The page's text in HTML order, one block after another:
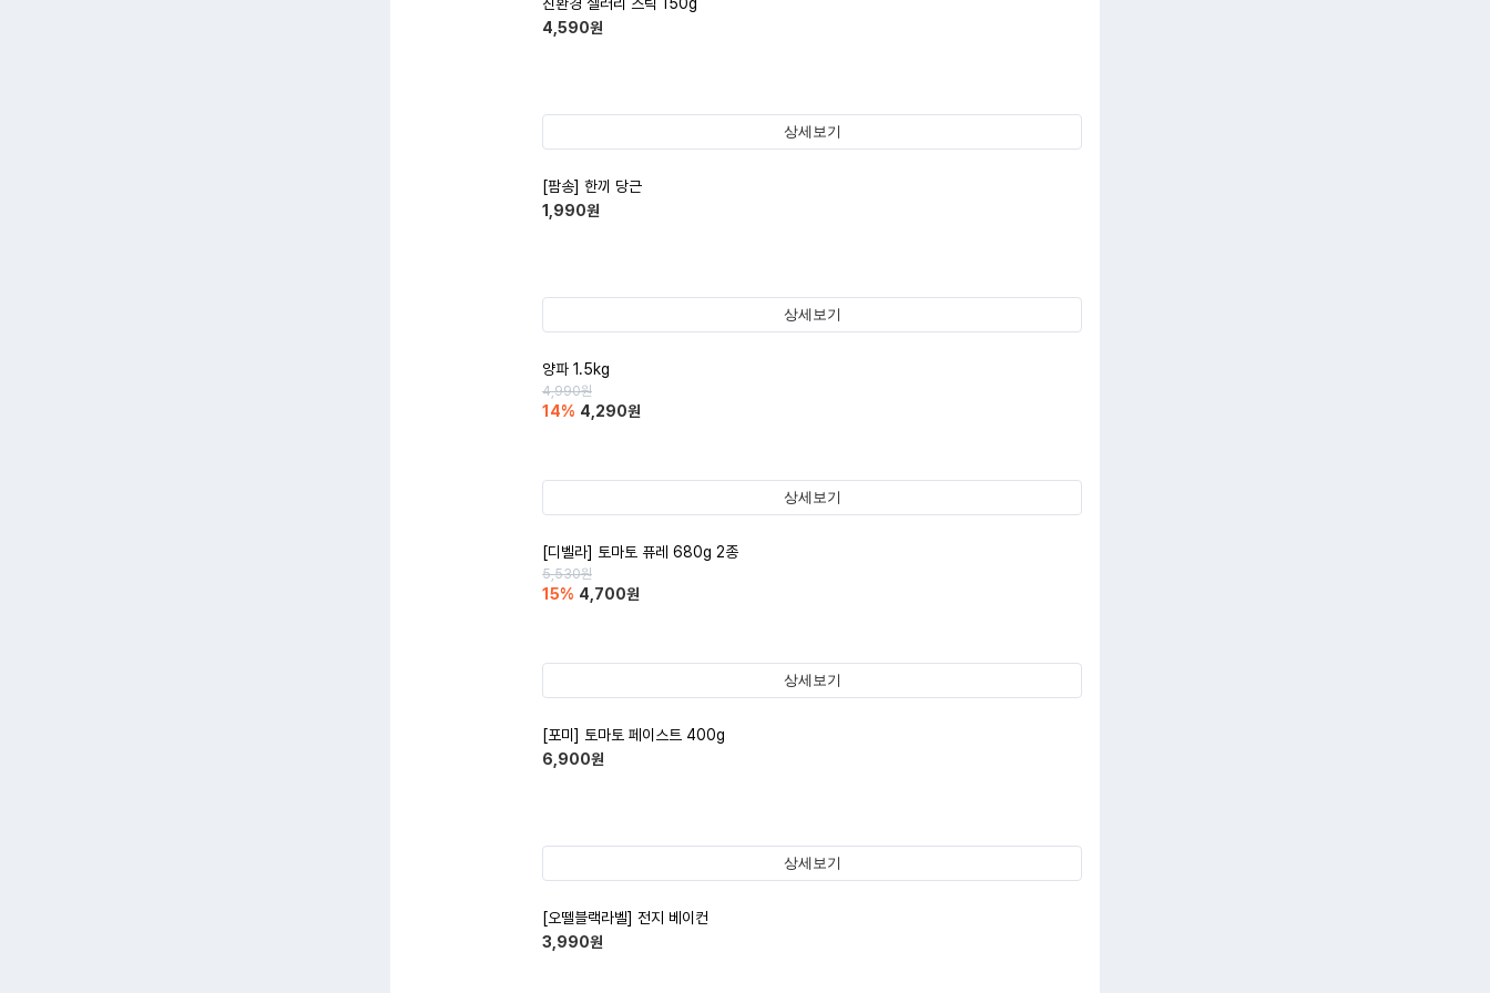
4,590원
상세보기
[팜송] 한끼 당근
1,990원
상세보기
양파 1.5kg
4,990원
14% 4,290원
상세보기
[디벨라] 토마토 퓨레 680g 2종
5,530원
15% 4,700원
상세보기
[포미] 토마토 페이스트 400g
6,900원
상세보기
[오뗄블랙라벨] 전지 베이컨
3,990원